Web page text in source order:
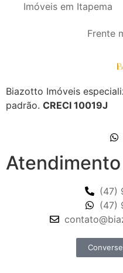
Imóveis em Itapema
Frente
Biazotto Imóveis
padrão. CRECI 10019J
Atendimento
(47)
(47)